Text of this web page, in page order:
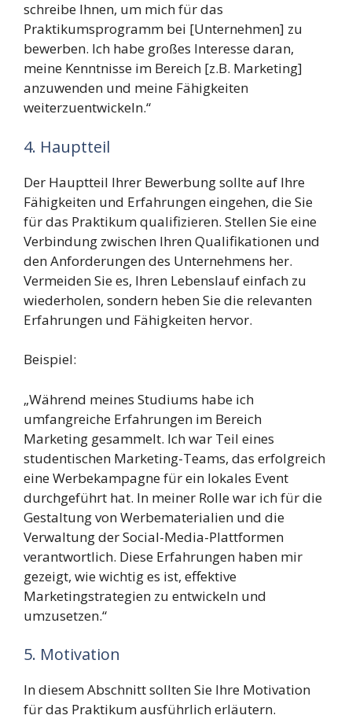
schreibe Ihnen, um mich für das
Praktikumsprogramm bei [Unternehmen] zu
bewerben. Ich habe großes Interesse daran,
meine Kenntnisse im Bereich [z.B. Marketing]
anzuwenden und meine Fähigkeiten
weiterzuentwickeln.“
4. Hauptteil
Der Hauptteil Ihrer Bewerbung sollte auf Ihre
Fähigkeiten und Erfahrungen eingehen, die Sie
für das Praktikum qualifizieren. Stellen Sie eine
Verbindung zwischen Ihren Qualifikationen und
den Anforderungen des Unternehmens her.
Vermeiden Sie es, Ihren Lebenslauf einfach zu
wiederholen, sondern heben Sie die relevanten
Erfahrungen und Fähigkeiten hervor.
Beispiel:
„Während meines Studiums habe ich
umfangreiche Erfahrungen im Bereich
Marketing gesammelt. Ich war Teil eines
studentischen Marketing-Teams, das erfolgreich
eine Werbekampagne für ein lokales Event
durchgeführt hat. In meiner Rolle war ich für die
Gestaltung von Werbematerialien und die
Verwaltung der Social-Media-Plattformen
verantwortlich. Diese Erfahrungen haben mir
gezeigt, wie wichtig es ist, effektive
Marketingstrategien zu entwickeln und
umzusetzen.“
5. Motivation
In diesem Abschnitt sollten Sie Ihre Motivation
für das Praktikum ausführlich erläutern.